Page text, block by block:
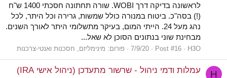
לראשונה בדיקה דרך WOBI. שורה תחתונה חסכתי 1400 ש"ח
(!) בסה"כ. ביטוח במנורה כולל שמשות, גרירה וכל היתר, לכל
נהג מעל 24. הייתי המום, בעיקר מתשלומי היתר לאורך השנים.
מבחינת שוני בנתונים הסוכן לא שאל...
H3O
Post #16
7/9/20 פורום: מינימליזם, חסכנות ואנטי-צרכנות
H עמלות ודמי ניהול - שרשור מתעדכן (ניהול אישי IRA)